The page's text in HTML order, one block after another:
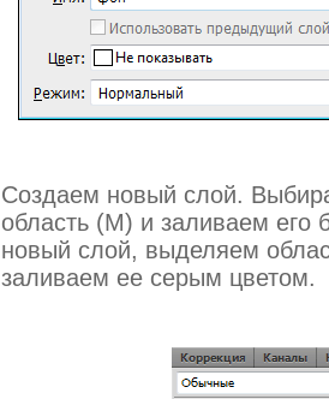
Создаем новый слой.
область (М) и заливаем
новый слой, выделяем
заливаем ее серым цветом.